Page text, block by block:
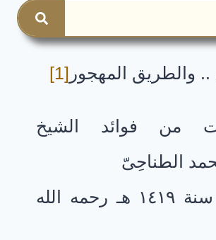
.. والطريق المهجور [1]
من فوائد الشيخ
الطناحِىّ
المتوفى سنة ١٤١٩ هـ رحمه الله